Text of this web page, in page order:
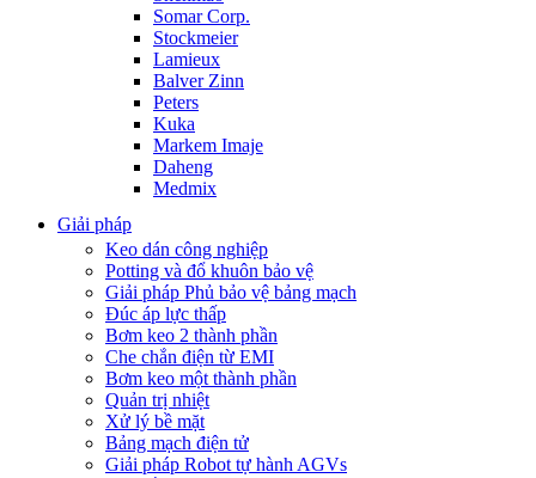
Somar Corp.
Stockmeier
Lamieux
Balver Zinn
Peters
Kuka
Markem Imaje
Daheng
Medmix
Giải pháp
Keo dán công nghiệp
Potting và đổ khuôn bảo vệ
Giải pháp Phủ bảo vệ bảng mạch
Đúc áp lực thấp
Bơm keo 2 thành phần
Che chắn điện từ EMI
Bơm keo một thành phần
Quản trị nhiệt
Xử lý bề mặt
Bảng mạch điện tử
Giải pháp Robot tự hành AGVs